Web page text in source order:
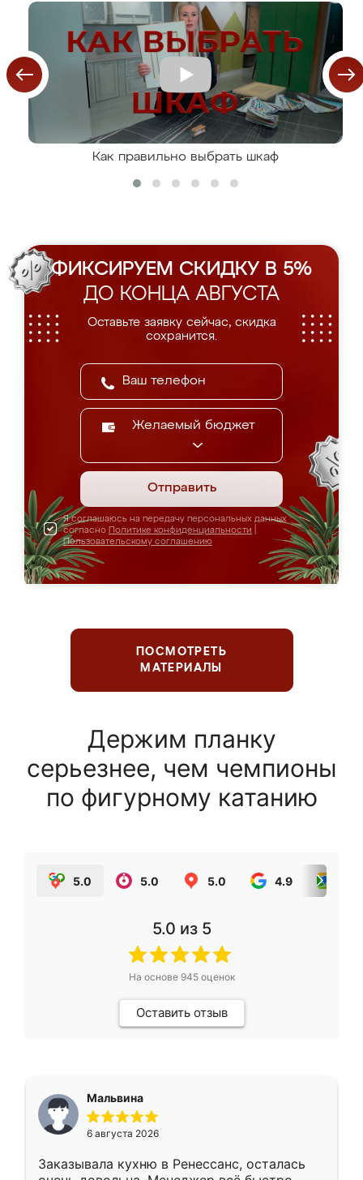
Как правильно выбрать шкаф
ФИКСИРУЕМ СКИДКУ В 5%
ДО КОНЦА АВГУСТА
Оставьте заявку сейчас, скидка
сохранится.
Желаемый бюджет
Отправить
Я соглашаюсь на передачу персональных данных
согласно Политике конфиденциальности
Пользовательскому соглашению
ПОСМОТРЕТЬ
МАТЕРИАЛЫ
Держим планку
серьезнее, чем чемпионы
по фигурному катанию
5.0 5.0 5.0 4.9
5.0 из 5
На основе 945оценок
Оставить отзыв
Мальвина
6 августа 2026
Заказывала кухню в Ренессанс, осталась